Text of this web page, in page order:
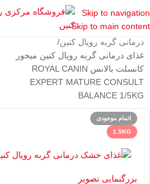
Skip to navigation
Skip to main content
خانه غذای درمانی رویال کنین
درمانی گربه رویال کنین
غذای درمانی گربه رویال کنین میجور
کانسلت بالانس ROYAL CANIN
EXPERT MATURE CONSULT
BALANCE 1/5KG
اتمام موجودی
1.5KG
بزرگنمایی تصویر